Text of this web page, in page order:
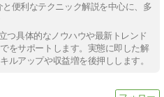
便利なテクニック解説を中心に、多
つ具体的なノウハウや最新トレンド
をサポートします。実態に即した解
ルアップや収益増を後押しします。